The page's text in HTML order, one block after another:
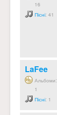
16
Пісні: 41
LaFee
Альбоми:
1
Пісні: 1